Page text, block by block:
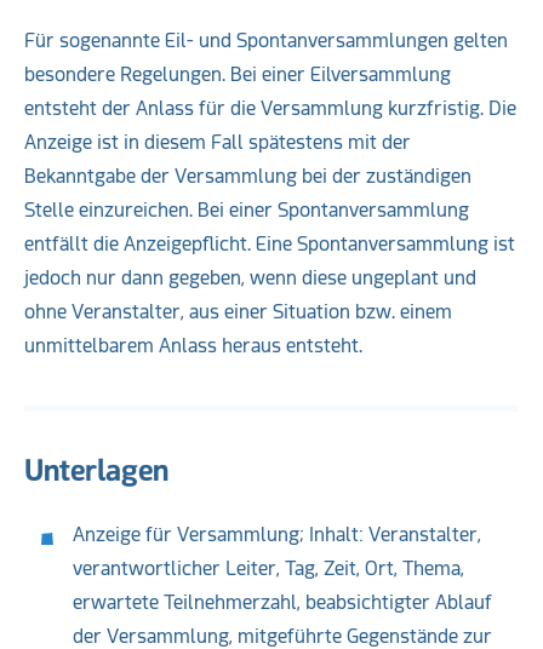
Für sogenannte Eil- und Spontanversammlungen gelten
besondere Regelungen. Bei einer Eilversammlung
entsteht der Anlass für die Versammlung kurzfristig. Die
Anzeige ist in diesem Fall spätestens mit der
Bekanntgabe der Versammlung bei der zuständigen
Stelle einzureichen. Bei einer Spontanversammlung
entfällt die Anzeigepflicht. Eine Spontanversammlung ist
jedoch nur dann gegeben, wenn diese ungeplant und
ohne Veranstalter, aus einer Situation bzw. einem
unmittelbarem Anlass heraus entsteht.
Unterlagen
Anzeige für Versammlung; Inhalt: Veranstalter,
verantwortlicher Leiter, Tag, Zeit, Ort, Thema,
erwartete Teilnehmerzahl, beabsichtigter Ablauf
der Versammlung, mitgeführte Gegenstände zur